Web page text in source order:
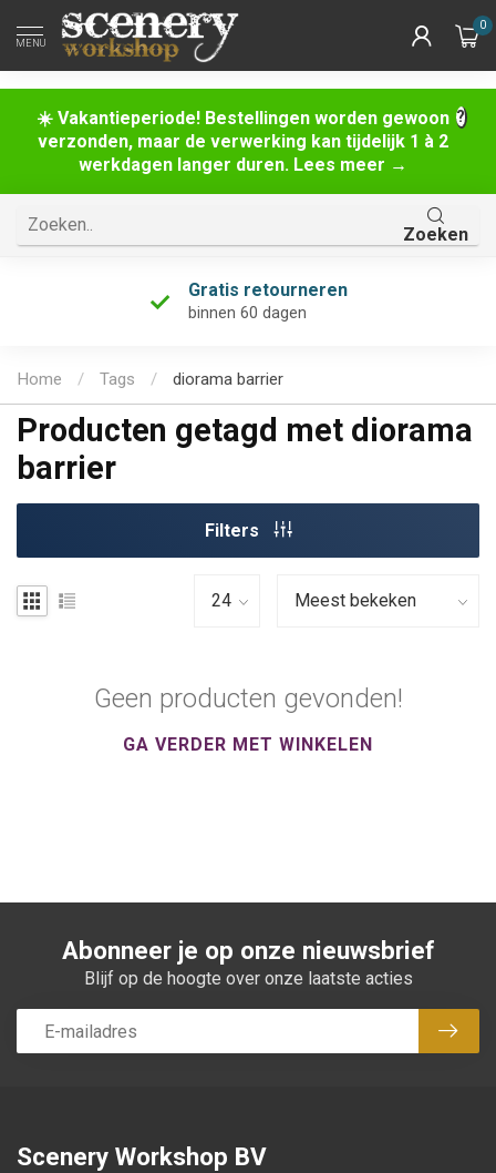
☀️ Vakantieperiode! Bestellingen worden gewoon
verzonden, maar de verwerking kan tijdelijk 1 à 2
werkdagen langer duren. Lees meer →
MENU
0
Zoeken
Gratis retourneren
binnen 60 dagen
Home / Tags / diorama barrier
Producten getagd met diorama
barrier
Filters
Geen producten gevonden!
GA VERDER MET WINKELEN
Abonneer je op onze nieuwsbrief
Blijf op de hoogte over onze laatste acties
Scenery Workshop BV